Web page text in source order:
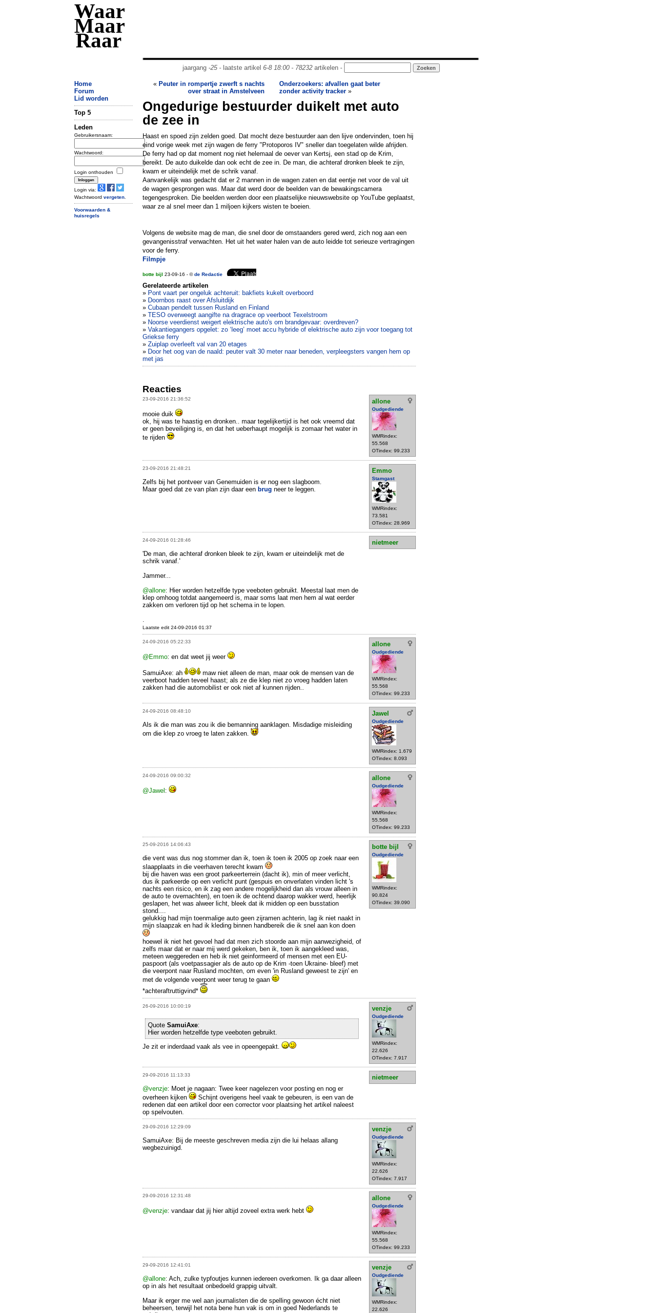
Waar
Maar
Raar
jaargang -25- laatste artikel 6-8 18:00- 78232artikelen -
Home
Forum
Lid worden
Top 5
Leden
Gebruikersnaam:
Wachtwoord:
Login onthouden
Login via:
Wachtwoord vergeten
Voorwaarden &
huisregels
« Peuter in rompertje zwerft s nachts
over straat in Amstelveen
Onderzoekers: afvallen gaat beter
zonder activity tracker »
Ongedurige bestuurder duikelt met auto
de zee in
Haast en spoed zijn zelden goed. Dat mocht deze bestuurder aan den lijve ondervinden, toen hij
eind vorige week met zijn wagen de ferry "Protoporos IV" sneller dan toegelaten wilde afrijden.
De ferry had op dat moment nog niet helemaal de oever van Kertsj, een stad op de Krim,
bereikt. De auto duikelde dan ook echt de zee in. De man, die achteraf dronken bleek te zijn,
kwam er uiteindelijk met de schrik vanaf.
Aanvankelijk was gedacht dat er 2 mannen in de wagen zaten en dat eentje net voor de val uit
de wagen gesprongen was. Maar dat werd door de beelden van de bewakingscamera
tegengesproken. Die beelden werden door een plaatselijke nieuwswebsite op YouTube geplaatst,
waar ze al snel meer dan 1 miljoen kijkers wisten te boeien.
Volgens de website mag de man, die snel door de omstaanders gered werd, zich nog aan een
gevangenisstraf verwachten. Het uit het water halen van de auto leidde tot serieuze vertragingen
voor de ferry.
Filmpje
botte bijl 23-09-16 - ©de Redactie
Gerelateerde artikelen
» Pont vaart per ongeluk achteruit: bakfiets kukelt overboord
» Doornbos raast over Afsluitdijk
» Cubaan pendelt tussen Rusland en Finland
» TESO overweegt aangifte na dragrace op veerboot Texelstroom
» Noorse veerdienst weigert elektrische auto's om brandgevaar: overdreven?
» Vakantiegangers opgelet: zo ‘leeg’ moet accu hybride of elektrische auto zijn voor toegang tot
Griekse ferry
» Zuiplap overleeft val van 20 etages
» Door het oog van de naald: peuter valt 30 meter naar beneden, verpleegsters vangen hem op
met jas
Reacties
23-09-2016 21:36:52 allone
Oudgediende
WMRindex:
55.568
OTindex: 99.233
mooie duik
ok, hij was te haastig en dronken.. maar tegelijkertijd is het ook vreemd dat
er geen beveiliging is, en dat het ueberhaupt mogelijk is zomaar het water in
te rijden
23-09-2016 21:48:21 Emmo
Stamgast
WMRindex:
73.581
OTindex: 28.969
Zelfs bij het pontveer van Genemuiden is er nog een slagboom.
Maar goed dat ze van plan zijn daar een brug neer te leggen.
24-09-2016 01:28:46
nietmeer
'De man, die achteraf dronken bleek te zijn, kwam er uiteindelijk met de
schrik vanaf.'
Jammer...
@allone: Hier worden hetzelfde type veeboten gebruikt. Meestal laat men de
klep omhoog totdat aangemeerd is, maar soms laat men hem al wat eerder
zakken om verloren tijd op het schema in te lopen.
Laatste edit 24-09-2016 01:37
24-09-2016 05:22:33 allone
Oudgediende
WMRindex:
55.568
OTindex: 99.233
@Emmo: en dat weet jij weer
SamuiAxe: ah
maw niet alleen de man, maar ook de mensen van de
veerboot hadden teveel haast; als ze die klep niet zo vroeg hadden laten
zakken had die automobilist er ook niet af kunnen rijden..
24-09-2016 08:48:10 Jawel
Oudgediende
WMRindex: 1.679
OTindex: 8.093
Als ik die man was zou ik die bemanning aanklagen. Misdadige misleiding
om die klep zo vroeg te laten zakken.
24-09-2016 09:00:32 allone
Oudgediende
WMRindex:
55.568
OTindex: 99.233
@Jawel :
25-09-2016 14:06:43 botte bijl
Oudgediende
WMRindex:
90.824
OTindex: 39.090
die vent was dus nog stommer dan ik, toen ik toen ik 2005 op zoek naar een
slaapplaats in die veerhaven terecht kwam
bij die haven was een groot parkeerterrein (dacht ik), min of meer verlicht,
dus ik parkeerde op een verlicht punt (gespuis en onverlaten vinden licht 's
nachts een risico, en ik zag een andere mogelijkheid dan als vrouw alleen in
de auto te overnachten), en toen ik de ochtend daarop wakker werd, heerlijk
geslapen, het was alweer licht, bleek dat ik midden op een busstation
stond....
gelukkig had mijn toenmalige auto geen zijramen achterin, lag ik niet naakt in
mijn slaapzak en had ik kleding binnen handbereik die ik snel aan kon doen
hoewel ik niet het gevoel had dat men zich stoorde aan mijn aanwezigheid, of
zelfs maar dat er naar mij werd gekeken, ben ik, toen ik aangekleed was,
meteen weggereden en heb ik niet geinformeerd of mensen met een EU-
paspoort (als voetpassagier als de auto op de Krim -toen Ukraine- bleef) met
die veerpont naar Rusland mochten, om even 'in Rusland geweest te zijn' en
met de volgende veerpont weer terug te gaan
*achteraftruttigvind*
26-09-2016 10:00:19 venzje
Oudgediende
WMRindex:
22.626
OTindex: 7.917
Quote SamuiAxe:
Hier worden hetzelfde type veeboten gebruikt.
Je zit er inderdaad vaak als vee in opeengepakt.
29-09-2016 11:13:33
nietmeer
@venzje: Moet je nagaan: Twee keer nagelezen voor posting en nog er
overheen kijken
Schijnt overigens heel vaak te gebeuren, is een van de
redenen dat een artikel door een corrector voor plaatsing het artikel naleest
op spelvouten.
29-09-2016 12:29:09 venzje
Oudgediende
WMRindex:
22.626
OTindex: 7.917
SamuiAxe: Bij de meeste geschreven media zijn die lui helaas allang
wegbezuinigd.
29-09-2016 12:31:48 allone
Oudgediende
WMRindex:
55.568
OTindex: 99.233
@venzje: vandaar dat jij hier altijd zoveel extra werk hebt
29-09-2016 12:41:01 venzje
Oudgediende
WMRindex:
22.626
@allone: Ach, zulke typfoutjes kunnen iedereen overkomen. Ik ga daar alleen
op in als het resultaat onbedoeld grappig uitvalt.
Maar ik erger me wel aan journalisten die de spelling gewoon écht niet
beheersen, terwijl het nota bene hun vak is om in goed Nederlands te